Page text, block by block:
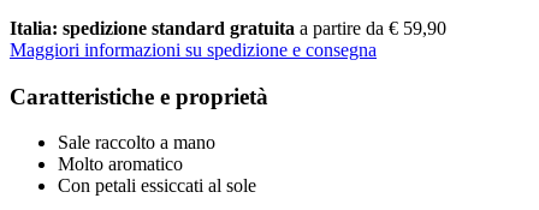
Italia: spedizione standard gratuita a partire da € 59,90
Maggiori informazioni su spedizione e consegna
Caratteristiche e proprietà
Sale raccolto a mano
Molto aromatico
Con petali essiccati al sole